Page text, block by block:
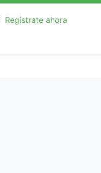
Regístrate ahora